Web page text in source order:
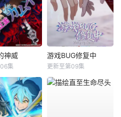
神威
集
游戏BUG修复中
更新至第09集